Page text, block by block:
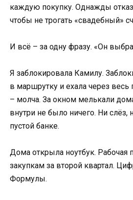
каждую покупку. Однажды
чтобы не трогать «свадебный»
И всё – за одну фразу. «Он
Я заблокировала Камилу.
в маршрутку и ехала через весь
– молча. За окном мелькали
внутри не было ничего. Ни слёз,
пустой банке.
Дома открыла ноутбук. Рабочая
закупкам за второй квартал.
Формулы.